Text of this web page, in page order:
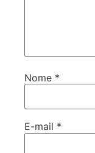
Nome *
E-mail *